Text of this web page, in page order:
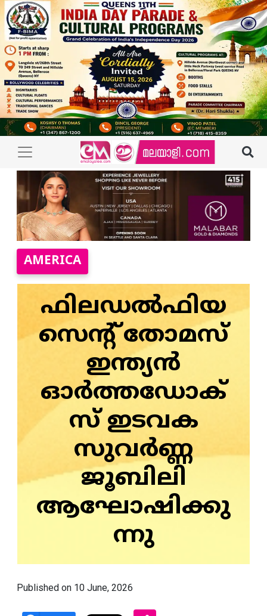
AMERICA
ഫിലഡല്‍ഫിയ
സെന്റ് തോമസ്‌
ഇന്ത്യന്‍
ഓര്‍ത്തഡോക്‌
സ്‌ ഇടവക
സുവര്‍ണ്ണ
ജൂബിലി
ആഘോഷിക്കു
ന്നു
Published on 10 June, 2026